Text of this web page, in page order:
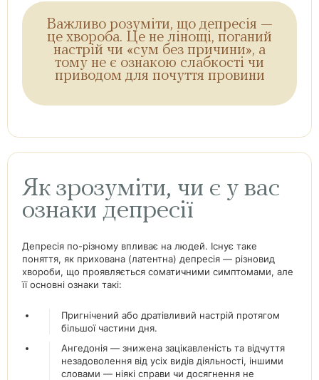
Важливо розуміти, що депресія —
це хвороба. Це не лінощі, поганий
настрій чи «сум без причини», а
тому не є ознакою слабкості чи
приводом для почуття провини
Як зрозуміти, чи є у вас
ознаки депресії
Депресія по-різному впливає на людей. Існує таке
поняття, як прихована (латентна) депресія — різновид
хвороби, що проявляється соматичними симптомами, але
її основні ознаки такі:
Пригнічений або дратівливий настрій протягом
більшої частини дня.
Ангедонія — знижена зацікавленість та відчуття
незадоволення від усіх видів діяльності, іншими
словами — ніякі справи чи досягнення не